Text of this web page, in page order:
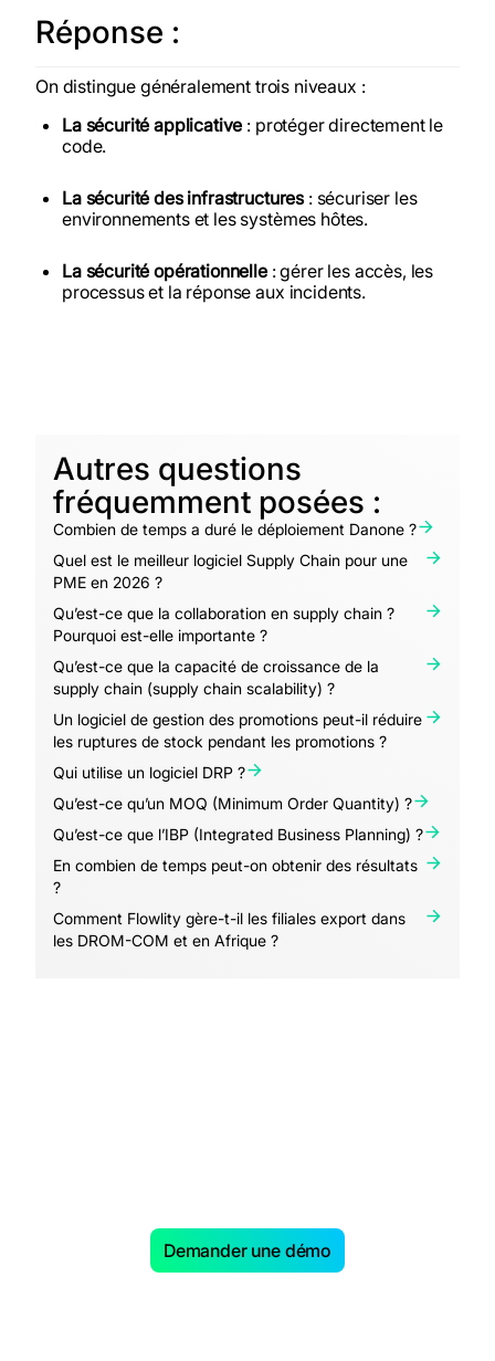
Réponse :
On distingue généralement trois niveaux :
La sécurité applicative : protéger directement le
code.
La sécurité des infrastructures: sécuriser les
environnements et les systèmes hôtes.
La sécurité opérationnelle: gérer les accès, les
processus et la réponse aux incidents.
Autres questions
fréquemment posées :
Combien de temps a duré le déploiement Danone ?
Quel est le meilleur logiciel Supply Chain pour une
PME en 2026 ?
Qu’est-ce que la collaboration en supply chain ?
Pourquoi est-elle importante ?
Qu’est-ce que la capacité de croissance de la
supply chain (supply chain scalability) ?
Un logiciel de gestion des promotions peut-il réduire
les ruptures de stock pendant les promotions ?
Qui utilise un logiciel DRP ?
Qu’est-ce qu’un MOQ (Minimum Order Quantity) ?
Qu’est-ce que l’IBP (Integrated Business Planning) ?
En combien de temps peut-on obtenir des résultats
?
Comment Flowlity gère-t-il les filiales export dans
les DROM-COM et en Afrique ?
Demander une démo